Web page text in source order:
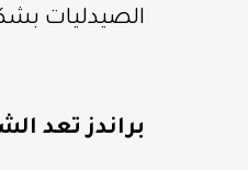
الصيدليات
براندز تعد